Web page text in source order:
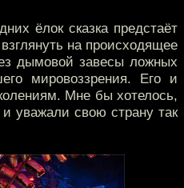
ёлок сказка предстаёт
на происходящее
дымовой завесы ложных
мировоззрения. Его и
Мне бы хотелось,
уважали свою страну так